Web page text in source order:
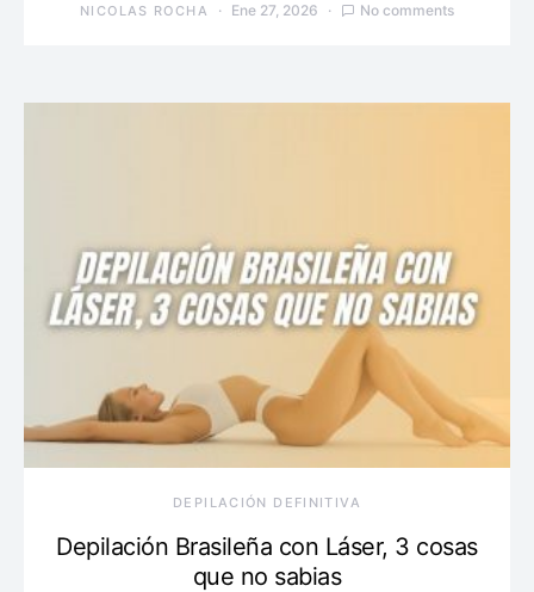
NICOLAS ROCHA Ene 27, 2026 No comments
DEPILACIÓN DEFINITIVA
Depilación Brasileña con Láser, 3 cosas
que no sabias